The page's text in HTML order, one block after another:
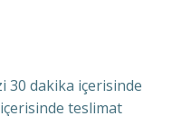
30 dakika içerisinde
teslimat